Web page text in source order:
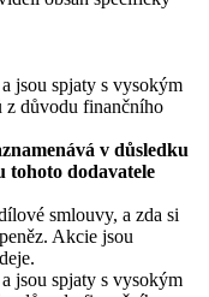
jsou spjaty s vysokým
z důvodu finančního
v důsledku
tohoto dodavatele
smlouvy, a zda si
Akcie jsou
jsou spjaty s vysokým